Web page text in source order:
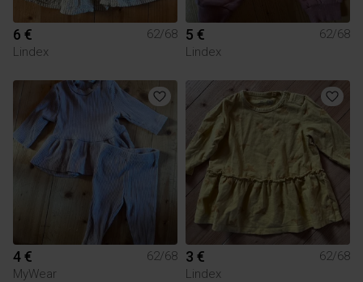
6 €
62/68
Lindex
5 €
62/68
Lindex
4 €
62/68
MyWear
3 €
62/68
Lindex